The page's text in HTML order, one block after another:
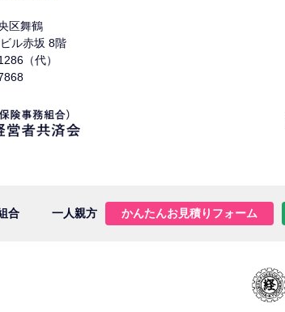
区舞鶴
ル赤坂 8階
（代）
合 一人親方 かんたんお見積りフォーム